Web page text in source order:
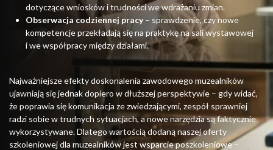
dotyczące wniosków i trudności we wdrażaniu zmian.
Obserwacja codziennej pracy– sprawdzenie, czy nowe
kompetencje przekładają się na praktykę na sali wystawowej
i we współpracy między działami.
Najważniejsze efekty doskonalenia zawodowego muzealników
ujawniają się jednak dopiero w dłuższej perspektywie – gdy widać,
że poprawia się komunikacja ze zwiedzającymi, zespół sprawniej
radzi sobie w trudnych sytuacjach, a nowe narzędzia są faktycznie
wykorzystywane. Dlatego wartością dodaną naszej oferty
szkoleniowej dla muzealników jest wsparcie poszkoleniowe –